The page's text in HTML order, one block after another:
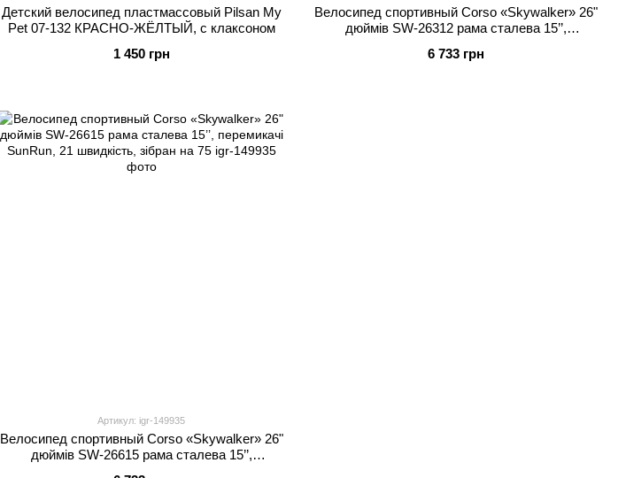
Детский велосипед пластмассовый Pilsan My
Pet 07-132 КРАСНО-ЖЁЛТЫЙ, с клаксоном
1 450 грн
Велосипед спортивный Corso «Skywalker» 26"
дюймів SW-26312 рама сталева 15’’,
6 733 грн
Артикул: igr-149935
Велосипед спортивный Corso «Skywalker» 26"
дюймів SW-26615 рама сталева 15’’,